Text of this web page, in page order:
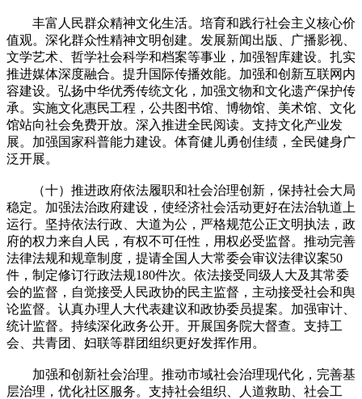
丰富人民群众精神文化生活。培育和践行社会主义核心价
值观。深化群众性精神文明创建。发展新闻出版、广播影视、
文学艺术、哲学社会科学和档案等事业，加强智库建设。扎实
推进媒体深度融合。提升国际传播效能。加强和创新互联网内
容建设。弘扬中华优秀传统文化，加强文物和文化遗产保护传
承。实施文化惠民工程，公共图书馆、博物馆、美术馆、文化
馆站向社会免费开放。深入推进全民阅读。支持文化产业发
展。加强国家科普能力建设。体育健儿勇创佳绩，全民健身广
泛开展。
（十）推进政府依法履职和社会治理创新，保持社会大局
稳定。加强法治政府建设，使经济社会活动更好在法治轨道上
运行。坚持依法行政、大道为公，严格规范公正文明执法，政
府的权力来自人民，有权不可任性，用权必受监督。推动完善
法律法规和规章制度，提请全国人大常委会审议法律议案50
件，制定修订行政法规180件次。依法接受同级人大及其常委
会的监督，自觉接受人民政协的民主监督，主动接受社会和舆
论监督。认真办理人大代表建议和政协委员提案。加强审计、
统计监督。持续深化政务公开。开展国务院大督查。支持工
会、共青团、妇联等群团组织更好发挥作用。
加强和创新社会治理。推动市域社会治理现代化，完善基
层治理，优化社区服务。支持社会组织、人道救助、社会工